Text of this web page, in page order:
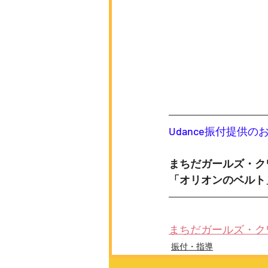
Udance振付提供の
まちだガールズ・
「オリオンのベルト
まちだガールズ・
振付・指導